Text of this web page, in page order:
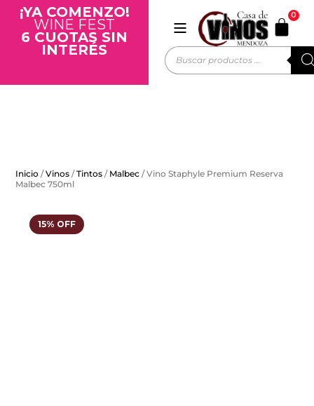
¡YA COMENZO!
WINE FEST
6 CUOTAS SIN
INTERÉS
0
15% OFF
Inicio /Vinos /Tintos / Malbec / Vino Staphyle Premium Reserva
Malbec 750ml